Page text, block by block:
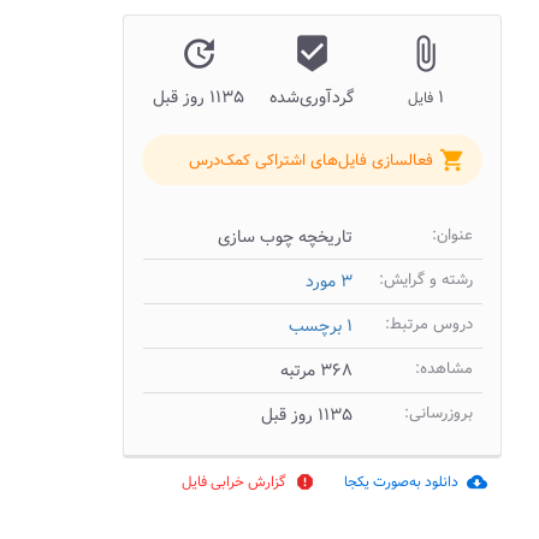
attach_file
۱ فایل
beenhere
گردآوری‌شده
update
۱۱۳۵ روز قبل
shopping_cart فعالسازی فایل‌های اشتراکی کمک‌درس
عنوان: تاریخچه چوب سازی
رشته و گرایش: ۳ مورد
دروس مرتبط: ۱ برچسب
مشاهده: ۳۶۸ مرتبه
بروزرسانی: ۱۱۳۵ روز قبل
cloud_download دانلود به‌صورت یکجا report گزارش خرابی فایل